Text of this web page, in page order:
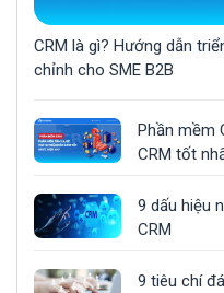
CRM là gì? Hướng dẫn
chỉnh cho SME B2B
Phần mềm
CRM tốt
9 dấu hiệu
CRM
9 tiêu chí